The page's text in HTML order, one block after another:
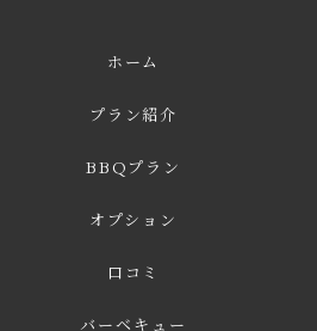
ホーム
プラン紹介
BBQプラン
オプション
口コミ
バーベキュー